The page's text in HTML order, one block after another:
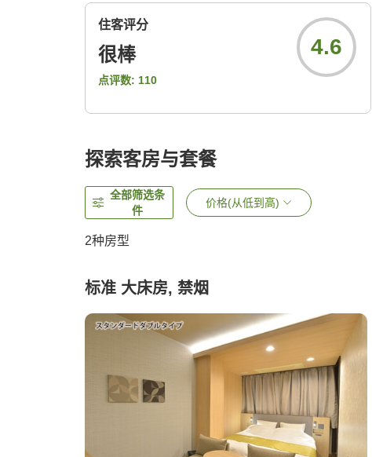
住客评分
很棒
点评数: 110
4.6
探索客房与套餐
全部筛选条
件
价格(从低到高)
2种房型
标准 大床房, 禁烟